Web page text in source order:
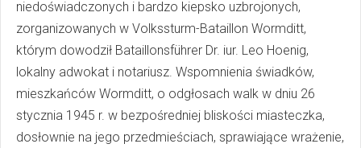
niedoświadczonych i bardzo kiepsko uzbrojonych,
zorganizowanych w Volkssturm-Bataillon Wormditt,
którym dowodził Bataillonsführer Dr. iur. Leo Hoenig,
lokalny adwokat i notariusz. Wspomnienia świadków,
mieszkańców Wormditt, o odgłosach walk w dniu 26
stycznia 1945 r. w bezpośredniej bliskości miasteczka,
dosłownie na jego przedmieściach, sprawiające wrażenie,